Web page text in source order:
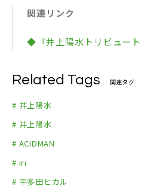
・iri
・ウルフルズ
・King Gnu
・ KREVA
・SIX LOUNGE
・細野晴臣
関連リンク
◆『井上陽水トリビュー
Related Tags 関連タグ
# 井上陽水
# 井上陽水
# ACIDMAN
# iri
# 宇多田ヒカル